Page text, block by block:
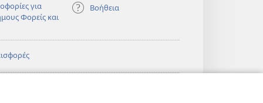
για
Φορείς και
Βοήθεια